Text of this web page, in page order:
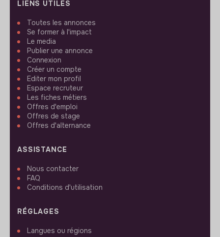
LIENS UTILES
Toutes les annonces
Se former à l'impact
Le media
Publier une annonce
Connexion
Créer un compte
Editer mon profil
Espace recruteur
Les fiches métiers
Offres d'emploi
Offres de stage
Offres d'alternance
ASSISTANCE
Nous contacter
FAQ
Conditions d'utilisation
RÉGLAGES
Langues ou régions